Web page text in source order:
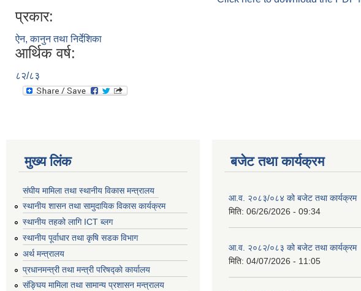
प्रकार:
ऐन, कानुन तथा निर्देशिका
आर्थिक वर्ष:
८२/८३
मुख्य लिंक
संघीय मामिला तथा स्थानीय विकास मन्त्रालय
स्थानीय शासन तथा सामुदायिक विकास कार्यक्रम
स्थानीय तहको लागि ICT ब्लग
स्थानीय पूर्वाधार तथा कृषि सडक विभाग
अर्थ मन्त्रालय
प्रधानमन्त्री तथा मन्त्री परिषद्काे कार्यालय
संङ्घिय मामिला तथा सामान्य प्रशासन मन्त्रालय
बजेट तथा कार्यक्रम
आ.व. २०८३/०८४ को बजेट तथा कार्यक्रम
मिति: 06/26/2026 - 09:34
आ.व. २०८२/०८३ को बजेट तथा कार्यक्रम
मिति: 04/07/2026 - 11:05